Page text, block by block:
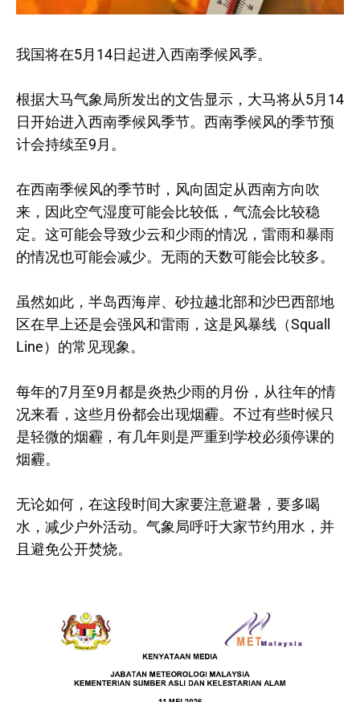
我国将在5月14日起进入西南季候风季。
根据大马气象局所发出的文告显示，大马将从5月14
日开始进入西南季候风季节。西南季候风的季节预
计会持续至9月。
在西南季候风的季节时，风向固定从西南方向吹
来，因此空气湿度可能会比较低，气流会比较稳
定。这可能会导致少云和少雨的情况，雷雨和暴雨
的情况也可能会减少。无雨的天数可能会比较多。
虽然如此，半岛西海岸、砂拉越北部和沙巴西部地
区在早上还是会强风和雷雨，这是风暴线（Squall
Line）的常见现象。
每年的7月至9月都是炎热少雨的月份，从往年的情
况来看，这些月份都会出现烟霾。不过有些时候只
是轻微的烟霾，有几年则是严重到学校必须停课的
烟霾。
无论如何，在这段时间大家要注意避暑，要多喝
水，减少户外活动。气象局呼吁大家节约用水，并
且避免公开焚烧。